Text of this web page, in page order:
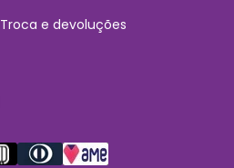
Troca e devoluções